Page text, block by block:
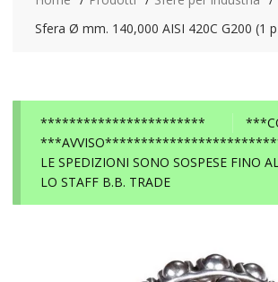
Sfera Ø mm. 140,000 AISI 420C G200 (1
***********************
LE SPEDIZIONI SONO SOSPESE FINO
LO STAFF B.B. TRADE